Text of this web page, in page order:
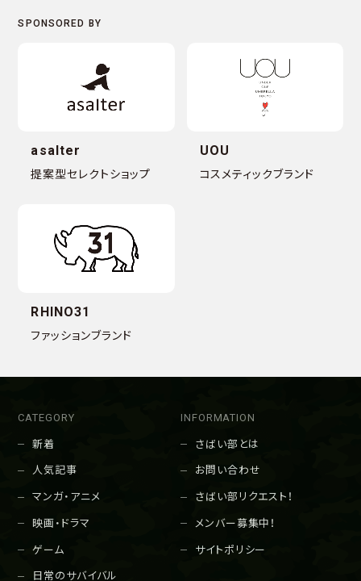
asalter
提案型セレクトショップ
UOU
コスメティックブランド
RHINO31
ファッションブランド
CATEGORY
新着
人気記事
マンガ・アニメ
映画・ドラマ
ゲーム
日常のサバイバル
INFORMATION
さばい部とは
お問い合わせ
さばい部リクエスト！
メンバー募集中！
サイトポリシー